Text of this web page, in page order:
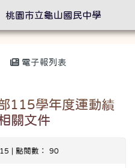
電子報列表
115學年度運動績
關文件
| 點閱數： 90
桃園市立龜山國民中學